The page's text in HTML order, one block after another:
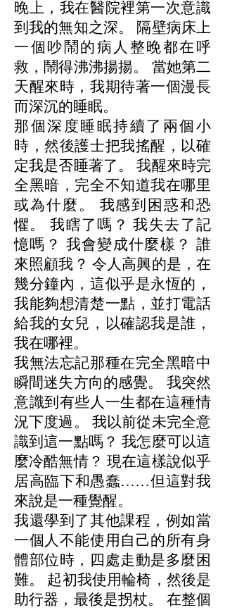
晚上，我在醫院裡第一次意識
到我的無知之深。 隔壁病床上
一個吵鬧的病人整晚都在呼
救，鬧得沸沸揚揚。 當她第二
天醒來時，我期待著一個漫長
而深沉的睡眠。
那個深度睡眠持續了兩個小
時，然後護士把我搖醒，以確
定我是否睡著了。 我醒來時完
全黑暗，完全不知道我在哪里
或為什麼。 我感到困惑和恐
懼。 我瞎了嗎？ 我失去了記
憶嗎？ 我會變成什麼樣？ 誰
來照顧我？ 令人高興的是，在
幾分鐘內，這似乎是永恆的，
我能夠想清楚一點，並打電話
給我的女兒，以確認我是誰，
我在哪裡。
我無法忘記那種在完全黑暗中
瞬間迷失方向的感覺。 我突然
意識到有些人一生都在這種情
況下度過。 我以前從未完全意
識到這一點嗎？ 我怎麼可以這
麼冷酷無情？ 現在這樣說似乎
居高臨下和愚蠢……但這對我
來說是一種覺醒。
我還學到了其他課程，例如當
一個人不能使用自己的所有身
體部位時，四處走動是多麼困
難。 起初我使用輪椅，然後是
助行器，最後是拐杖。 在整個